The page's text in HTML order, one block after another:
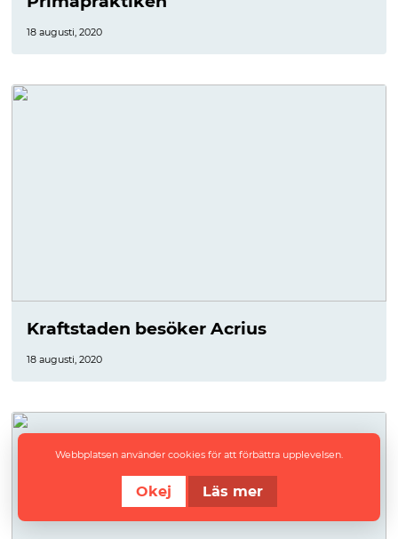
18 augusti, 2020
Kraftstaden besöker Acrius
18 augusti, 2020
Webbplatsen använder cookies för att förbättra upplevelsen.
Okej Läs mer